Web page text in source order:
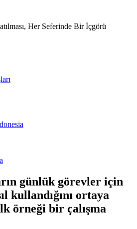
Her Seferinde Bir İçgörü
günlük görevler için
kullandığını ortaya
örneği bir çalışma